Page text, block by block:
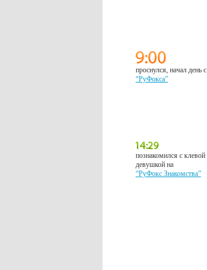
проснулся, начал день с
“РуФокса”
познакомился с клевой
девушкой на
“РуФокс Знакомства”